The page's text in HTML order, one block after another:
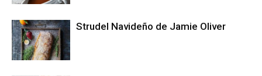
Strudel Navideño de Jamie Oliver